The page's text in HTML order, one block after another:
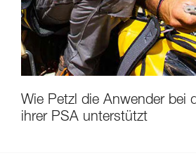
Wie Petzl die Anwender bei
ihrer PSA unterstützt